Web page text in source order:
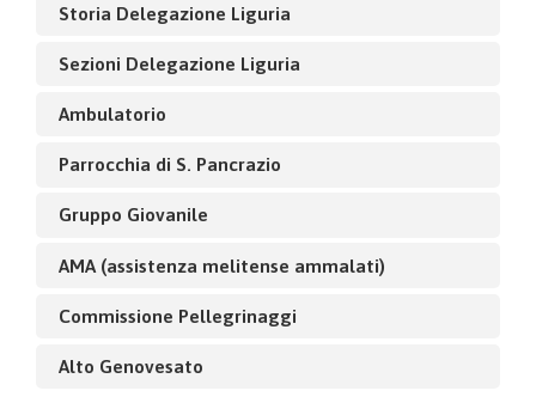
Storia Delegazione Liguria
Sezioni Delegazione Liguria
Ambulatorio
Parrocchia di S. Pancrazio
Gruppo Giovanile
AMA (assistenza melitense ammalati)
Commissione Pellegrinaggi
Alto Genovesato